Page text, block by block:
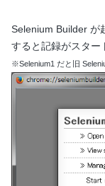
Selenium Builder が
すると記録がスター
※Selenium1 だと旧